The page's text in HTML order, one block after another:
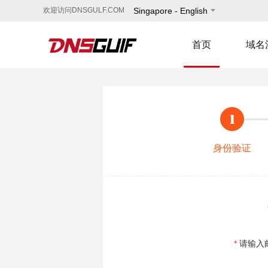
欢迎访问DNSGULF.COM Singapore - English
首页 域名
身份验证
* 请输入